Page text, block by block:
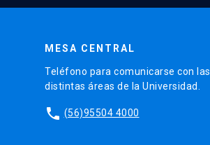
MESA CENTRAL
Teléfono para comunicarse con las
distintas áreas de la Universidad.
phone (56)95504 4000